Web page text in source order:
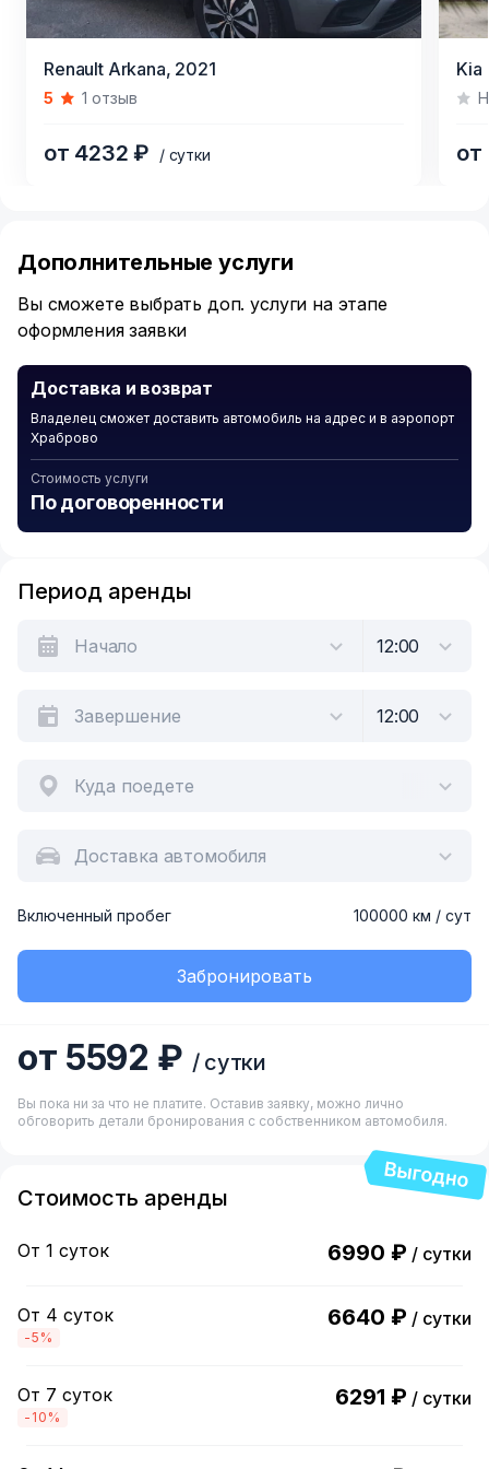
-Система управления дальним светом
-Вспомогательная система торможения (BAS)
-Ключ ДУ (дистанционный ключ)
Renault Arkana, 2021
5 1 отзыв
от 4232 ₽ / сутки
Kia
of
6
Дополнительные услуги
Вы сможете выбрать доп. услуги на этапе
оформления заявки
Доставка и возврат
Владелец сможет доставить автомобиль на адрес и в аэропорт
Храброво
Стоимость услуги
По договоренности
Период аренды
Куда поедете
Доставка автомобиля
Включенный пробег 100000 км / сут
Забронировать
от 5592 ₽ / сутки
Вы пока ни за что не платите. Оставив заявку, можно лично
обговорить детали бронирования с собственником автомобиля.
Стоимость аренды
От 1 суток 6990 ₽ / сутки
От 4 суток
-5%
6640 ₽ / сутки
От 7 суток
-10%
6291 ₽ / сутки